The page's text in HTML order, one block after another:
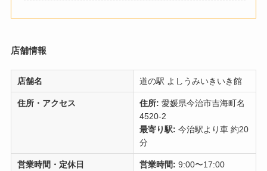
店舗情報
店舗名 道の駅 よしうみいきいき館
住所・アクセス 住所: 愛媛県今治市吉海町名
4520-2
最寄り駅: 今治駅より車 約20
分
営業時間・定休日 営業時間: 9:00〜17:00